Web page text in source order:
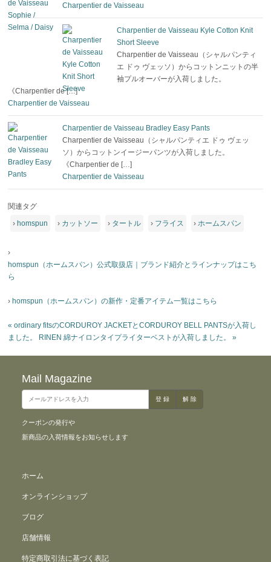
Charpentier de Vaisseau
Charpentier de Vaisseau Kyle Cotton Knit
Short Sleeve
Charpentier de Vaisseau（シャルパンティ
エ ドゥ ヴェッソ）からコットンニットの半
袖プルオーバーが入荷しました。
《Charpentier de […]
Charpentier de Vaisseau
Charpentier de Vaisseau Bradley Easy Pants
Charpentier de Vaisseau（シャルパンティエ ドゥ ヴェッ
ソ）からコットンイージーパンツが入荷しました。
《Charpentier de […]
Charpentier de Vaisseau
関連タグ
›homspun › カットソー › タートル › フライス ›ホームスパン
›
homspun（ホームスパン）公式取扱店｜ブランド紹介とラインナップはこち
ら
›homspun（ホームスパン）の新作・定番アイテム一覧はこちら
« ordinary fitsのCORDUROY JACKETとCORDUROY BELL PANTSが入荷し
ました。
RINEN 綿ナイロンタイプライターベストが入荷しました。»
Mail Magazine
クーポンの発行や
新商品の入荷情報をお知らせします
ホーム
オンラインショップ
ブログ
店舗情報
特定商取引法に基づく表記